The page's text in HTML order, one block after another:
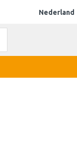
Nederland